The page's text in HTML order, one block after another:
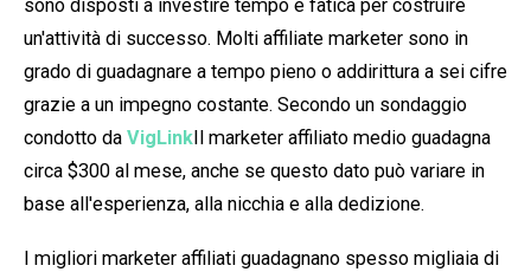
sono disposti a investire tempo e fatica per costruire
un'attività di successo. Molti affiliate marketer sono in
grado di guadagnare a tempo pieno o addirittura a sei cifre
grazie a un impegno costante. Secondo un sondaggio
condotto da VigLink Il marketer affiliato medio guadagna
circa $300 al mese, anche se questo dato può variare in
base all'esperienza, alla nicchia e alla dedizione.
I migliori marketer affiliati guadagnano spesso migliaia di